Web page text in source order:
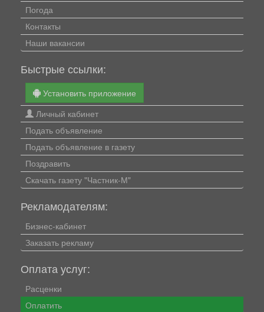
Погода
Контакты
Наши вакансии
Быстрые ссылки:
Установить приложение
Личный кабинет
Подать объявление
Подать объявление в газету
Поздравить
Скачать газету "Частник-М"
Рекламодателям:
Бизнес-кабинет
Заказать рекламу
Оплата услуг:
Расценки
Оплатить